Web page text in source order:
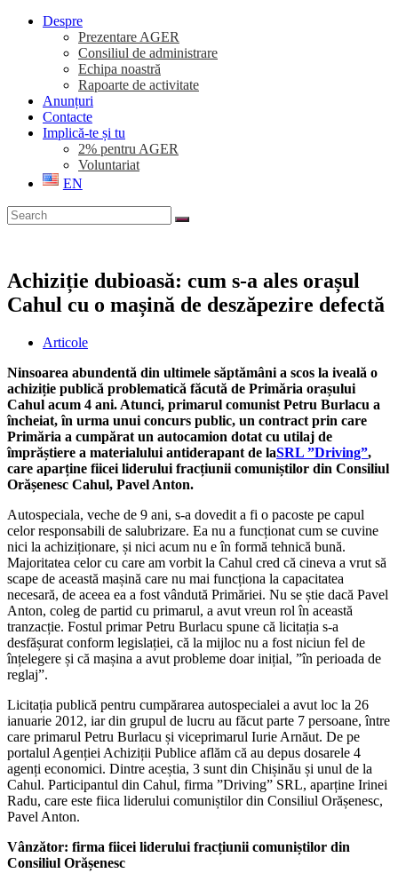
Despre
Prezentare AGER
Consiliul de administrare
Echipa noastră
Rapoarte de activitate
Anunțuri
Contacte
Implică-te și tu
2% pentru AGER
Voluntariat
EN
Achiziție dubioasă: cum s-a ales orașul
Cahul cu o mașină de deszăpezire defectă
Post
Articole
Ninsoarea abundentă din ultimele săptămâni a scos la iveală o
achiziție publică problematică făcută de Primăria orașului
Cahul acum 4 ani. Atunci, primarul comunist Petru Burlacu a
încheiat, în urma unui concurs public, un contract prin care
Primăria a cumpărat un autocamion dotat cu utilaj de
împrăștiere a materialului antiderapant de laSRL ”Driving”,
care aparține fiicei liderului fracțiunii comuniștilor din Consiliul
Orășenesc Cahul, Pavel Anton.
Autospeciala, veche de 9 ani, s-a dovedit a fi o pacoste pe capul
celor responsabili de salubrizare. Ea nu a funcționat cum se cuvine
nici la achiziționare, și nici acum nu e în formă tehnică bună.
Majoritatea celor cu care am vorbit la Cahul cred că cineva a vrut să
scape de această mașină care nu mai funcționa la capacitatea
necesară, de aceea ea a fost vândută Primăriei. Nu se știe dacă Pavel
Anton, coleg de partid cu primarul, a avut vreun rol în această
tranzacție. Fostul primar Petru Burlacu spune că licitația s-a
desfășurat conform legislației, că la mijloc nu a fost niciun fel de
înțelegere și că mașina a avut probleme doar inițial, ”în perioada de
reglaj”.
Licitația publică pentru cumpărarea autospecialei a avut loc la 26
ianuarie 2012, iar din grupul de lucru au făcut parte 7 persoane, între
care primarul Petru Burlacu și viceprimarul Iurie Arnăut. De pe
portalul Agenției Achiziții Publice aflăm că au depus dosarele 4
agenți economici. Dintre aceștia, 3 sunt din Chișinău și unul de la
Cahul. Participantul din Cahul, firma ”Driving” SRL, aparține Irinei
Radu, care este fiica liderului comuniștilor din Consiliul Orășenesc,
Pavel Anton.
Vânzător: firma fiicei liderului fracțiunii comuniștilor din
Consiliul Orășenesc